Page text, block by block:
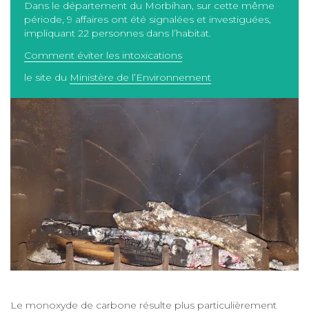
Dans le département du Morbihan, sur cette même
période, 9 affaires ont été signalées et investiguées,
impliquant 22 personnes dans l’habitat.
Comment éviter les intoxications
le site du Ministère de l’Environnement
Le monoxyde de carbone résulte plus particulièrement